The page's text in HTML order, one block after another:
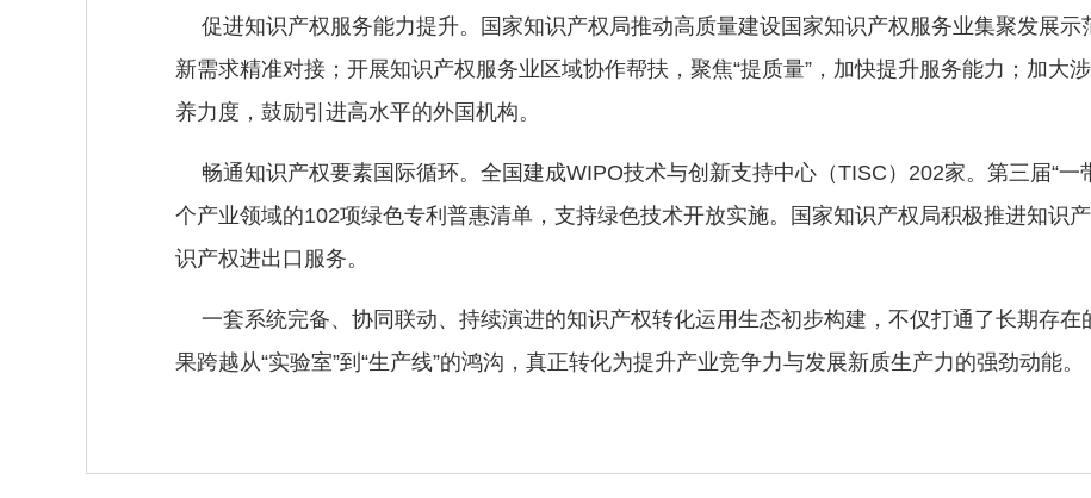
促进知识产权服务能力提升。国家知识产权局推动高质量建设国家知识产权服务业集聚发展示
新需求精准对接；开展知识产权服务业区域协作帮扶，聚焦“提质量”，加快提升服务能力；加大
养力度，鼓励引进高水平的外国机构。
畅通知识产权要素国际循环。全国建成WIPO技术与创新支持中心（TISC）202家。第三届“一
个产业领域的102项绿色专利普惠清单，支持绿色技术开放实施。国家知识产权局积极推进知识
识产权进出口服务。
一套系统完备、协同联动、持续演进的知识产权转化运用生态初步构建，不仅打通了长期存
果跨越从“实验室”到“生产线”的鸿沟，真正转化为提升产业竞争力与发展新质生产力的强劲动能。